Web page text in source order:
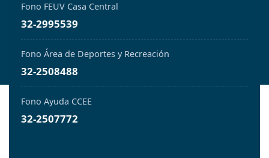
Fono FEUV Casa Central
32-2995539
Fono Área de Deportes y Recreación
32-2508488
Fono Ayuda CCEE
32-2507772